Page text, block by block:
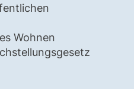
Wohnen